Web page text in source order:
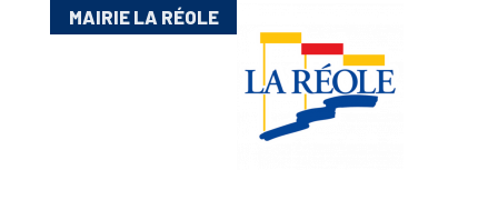
MAIRIE LA RÉOLE